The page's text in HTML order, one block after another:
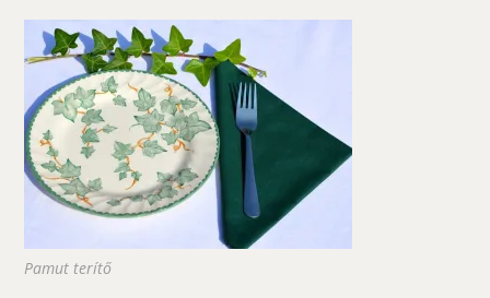
Pamut terítő